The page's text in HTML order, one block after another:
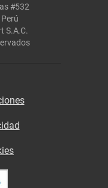
#532
S.A.C.